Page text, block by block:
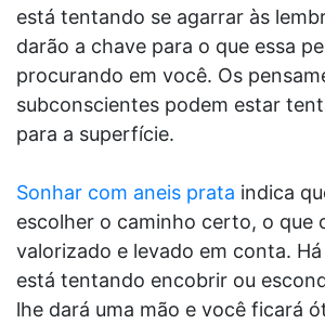
está tentando se agarrar às
darão a chave para o que essa
procurando em você. Os
subconscientes podem estar
para a superfície.
Sonhar com aneis prata indica
escolher o caminho certo, o que
valorizado e levado em conta.
está tentando encobrir ou
lhe dará uma mão e você ficará